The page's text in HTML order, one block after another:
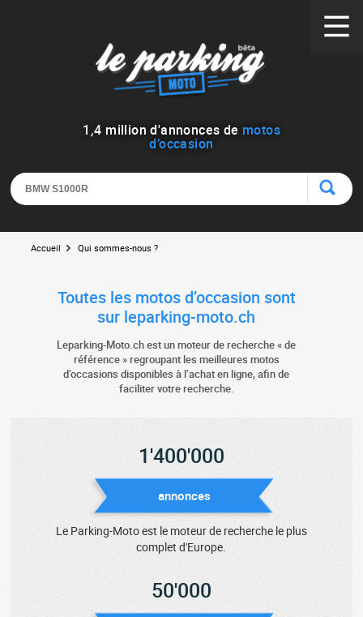
1 ,4 million d'annonces de motos
d’occasion
Accueil Qui sommes-nous ?
Toutes les motos d’occasion sont
sur leparking-moto.ch
Leparking-Moto.ch est un moteur de recherche « de
référence » regroupant les meilleures motos
d’occasions disponibles à l’achat en ligne, afin de
faciliter votre recherche.
1'400'000
annonces
Le Parking-Moto est le moteur de recherche le plus
complet d'Europe.
50'000